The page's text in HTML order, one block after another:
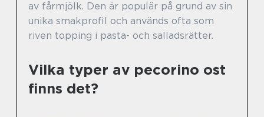
av fårmjölk. Den är populär på grund av sin
unika smakprofil och används ofta som
riven topping i pasta- och salladsrätter.
Vilka typer av pecorino ost
finns det?